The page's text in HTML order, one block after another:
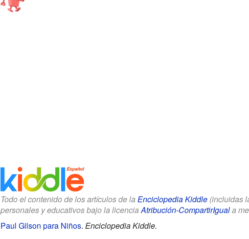
Todo el contenido de los artículos de la Enciclopedia Kiddle(incluidas
personales y educativos bajo la licenciaAtribución-CompartirIguala
Paul Gilson para Niños. Enciclopedia Kiddle.